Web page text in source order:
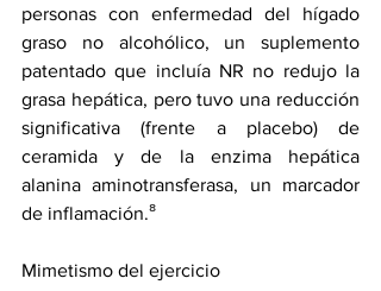
personas con enfermedad del hígado
graso no alcohólico, un suplemento
patentado que incluía NR no redujo la
grasa hepática, pero tuvo una reducción
significativa (frente a placebo) de
ceramida y de la enzima hepática
alanina aminotransferasa, un marcador
de inflamación.⁸
Mimetismo del ejercicio